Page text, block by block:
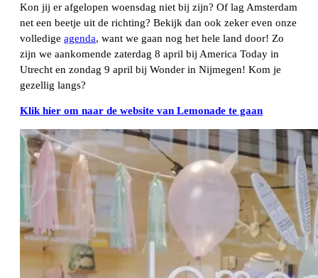
Kon jij er afgelopen woensdag niet bij zijn? Of lag Amsterdam
net een beetje uit de richting? Bekijk dan ook zeker even onze
volledige agenda, want we gaan nog het hele land door! Zo
zijn we aankomende zaterdag 8 april bij America Today in
Utrecht en zondag 9 april bij Wonder in Nijmegen! Kom je
gezellig langs?
Klik hier om naar de website van Lemonade te gaan